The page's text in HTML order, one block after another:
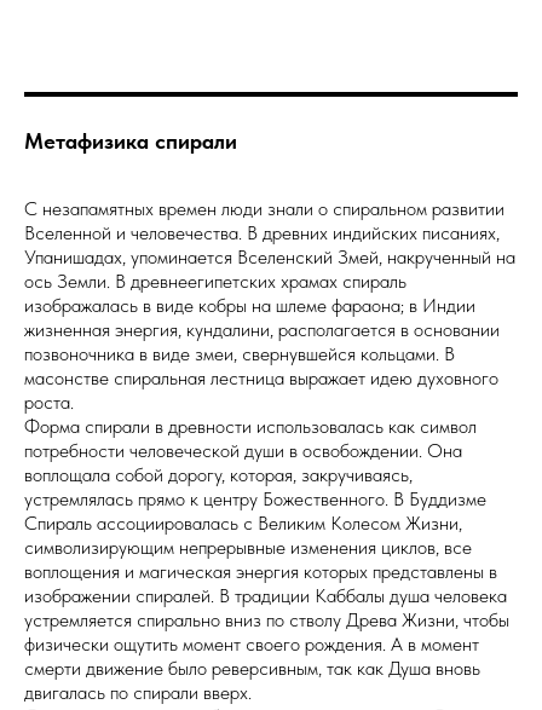
Метафизика спирали
С незапамятных времен люди знали о спиральном развитии
Вселенной и человечества. В древних индийских писаниях,
Упанишадах, упоминается Вселенский Змей, накрученный на
ось Земли. В древнеегипетских храмах спираль
изображалась в виде кобры на шлеме фараона; в Индии
жизненная энергия, кундалини, располагается в основании
позвоночника в виде змеи, свернувшейся кольцами. В
масонстве спиральная лестница выражает идею духовного
роста.
Форма спирали в древности использовалась как символ
потребности человеческой души в освобождении. Она
воплощала собой дорогу, которая, закручиваясь,
устремлялась прямо к центру Божественного. В Буддизме
Спираль ассоциировалась с Великим Колесом Жизни,
символизирующим непрерывные изменения циклов, все
воплощения и магическая энергия которых представлены в
изображении спиралей. В традиции Каббалы душа человека
устремляется спирально вниз по стволу Древа Жизни, чтобы
физически ощутить момент своего рождения. А в момент
смерти движение было реверсивным, так как Душа вновь
двигалась по спирали вверх.